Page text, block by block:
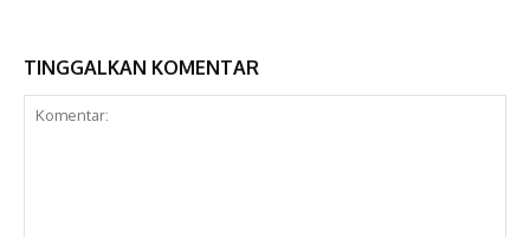
TINGGALKAN KOMENTAR